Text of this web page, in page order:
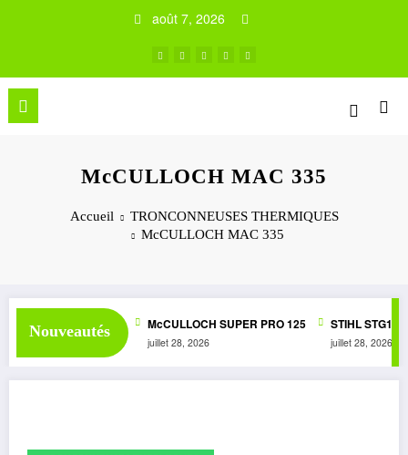
août 7, 2026
McCULLOCH MAC 335
Accueil
TRONCONNEUSES THERMIQUES
McCULLOCH MAC 335
Nouveautés
1050 AUTOMATIC McCULLOCH SUPER PRO 125
juillet 28, 2026
STIHL STG1
juillet 28, 2026